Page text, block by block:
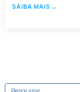
SAIBA MAIS →